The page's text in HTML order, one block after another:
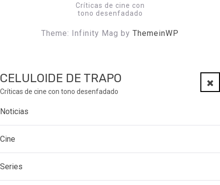
Críticas de cine con
tono desenfadado
Theme: Infinity Mag by ThemeinWP
CELULOIDE DE TRAPO
Críticas de cine con tono desenfadado
Noticias
Cine
Series